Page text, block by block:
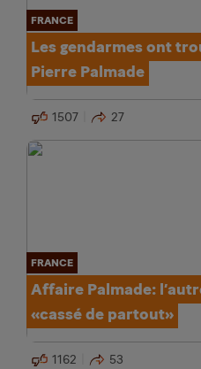
FRANCE
Les gendarmes ont
Pierre Palmade
1507 27
FRANCE
Affaire Palmade:
«cassé de partout»
1162 53